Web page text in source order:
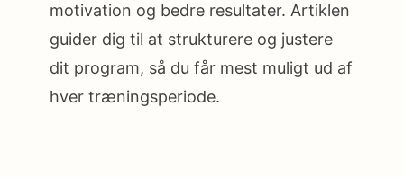
motivation og bedre resultater. Artiklen
guider dig til at strukturere og justere
dit program, så du får mest muligt ud af
hver træningsperiode.